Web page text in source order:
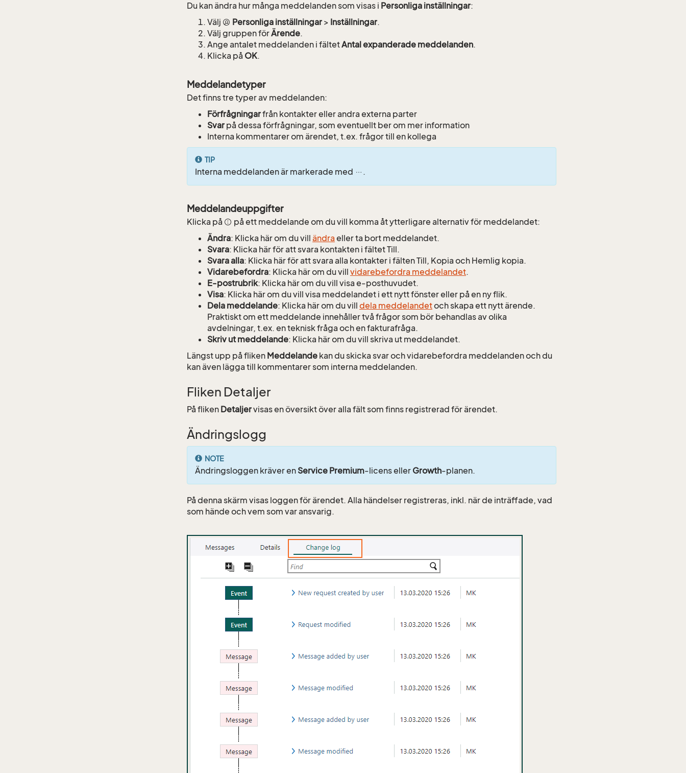
Du kan ändra hur många meddelanden som visas i Personliga inställningar:
Välj
Personliga inställningar > Inställningar.
Välj gruppen förÄrende.
Ange antalet meddelanden i fältetAntal expanderade meddelanden.
Klicka på OK.
Meddelandetyper
Det finns tre typer av meddelanden:
Förfrågningarfrån kontakter eller andra externa parter
Svar på dessa förfrågningar, som eventuellt ber om mer information
Interna kommentarer om ärendet, t.ex. frågor till en kollega
TIP
Interna meddelanden är markerade med .
Meddelandeuppgifter
Klicka på
på ett meddelande om du vill komma åt ytterligare alternativ för meddelandet:
Ändra: Klicka här om du vill ändra eller ta bort meddelandet.
Svara: Klicka här för att svara kontakten i fältet Till.
Svara alla: Klicka här för att svara alla kontakter i fälten Till, Kopia och Hemlig kopia.
Vidarebefordra: Klicka här om du vill vidarebefordra meddelandet.
E-postrubrik: Klicka här om du vill visa e-posthuvudet.
Visa: Klicka här om du vill visa meddelandet i ett nytt fönster eller på en ny flik.
Dela meddelande: Klicka här om du vill dela meddelandetoch skapa ett nytt ärende.
Praktiskt om ett meddelande innehåller två frågor som bör behandlas av olika
avdelningar, t.ex. en teknisk fråga och en fakturafråga.
Skriv ut meddelande: Klicka här om du vill skriva ut meddelandet.
Längst upp på fliken Meddelande kan du skicka svar och vidarebefordra meddelanden och du
kan även lägga till kommentarer som interna meddelanden.
Fliken Detaljer
På fliken Detaljervisas en översikt över alla fält som finns registrerad för ärendet.
Ändringslogg
NOTE
Ändringsloggen kräver enService Premium-licens eller Growth-planen.
På denna skärm visas loggen för ärendet. Alla händelser registreras, inkl. när de inträffade, vad
som hände och vem som var ansvarig.